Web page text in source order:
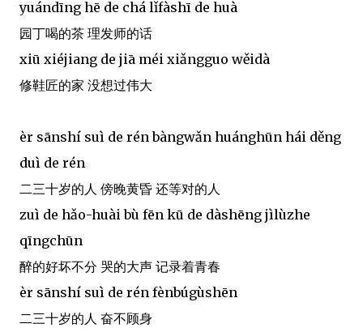
yuándīng hē de chá lǐfàshī de huà
园丁喝的茶 理发师的话
xiū xiéjiang de jiā méi xiǎngguo wěidà
修鞋匠的家 没想过伟大
èr sānshí suì de rén bàngwǎn huánghūn hái děng
duì de rén
二三十岁的人 傍晚黄昏 还等对的人
zuì de hǎo-huài bù fēn kū de dàshēng jìlùzhe
qīngchūn
醉的好坏不分 哭的大声 记录着青春
èr sānshí suì de rén fènbúgùshēn
二三十岁的人 奋不顾身